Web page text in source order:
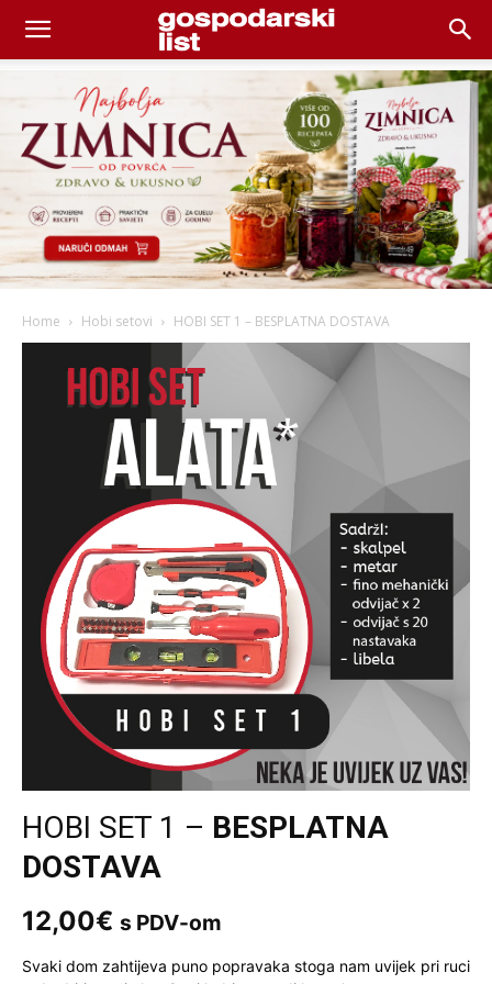
Home Hobi setovi HOBI SET 1 – BESPLATNA DOSTAVA
HOBI SET 1 – BESPLATNA
DOSTAVA
12,00€ s PDV-om
Svaki dom zahtijeva puno popravaka stoga nam uvijek pri ruci